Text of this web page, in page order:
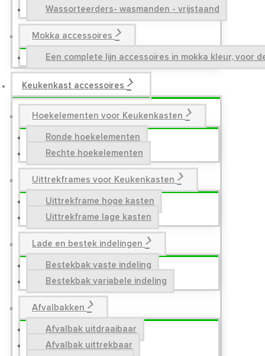
Wassorteerders- wasmanden - vrijstaand
Mokka accessoires
Een complete lijn accessoires in mokka kleur, voor
Keukenkast accessoires
Hoekelementen voor Keukenkasten
Ronde hoekelementen
Rechte hoekelementen
Uittrekframes voor Keukenkasten
Uittrekframe hoge kasten
Uittrekframe lage kasten
Lade en bestek indelingen
Bestekbak vaste indeling
Bestekbak variabele indeling
Afvalbakken
Afvalbak uitdraaibaar
Afvalbak uittrekbaar